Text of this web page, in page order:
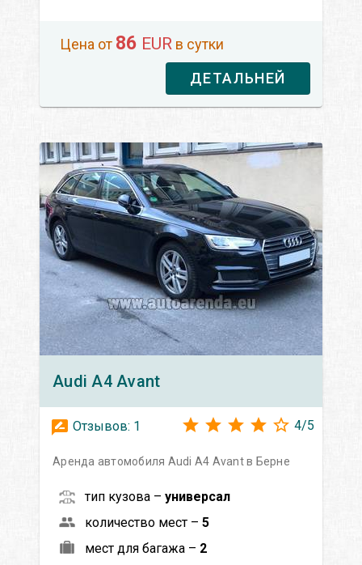
Цена от 86 EUR в сутки
ДЕТАЛЬНЕЙ
Audi A4 Avant
Отзывов: 1 4/5
Аренда автомобиля Audi A4 Avant в Берне
тип кузова – универсал
количество мест – 5
мест для багажа – 2